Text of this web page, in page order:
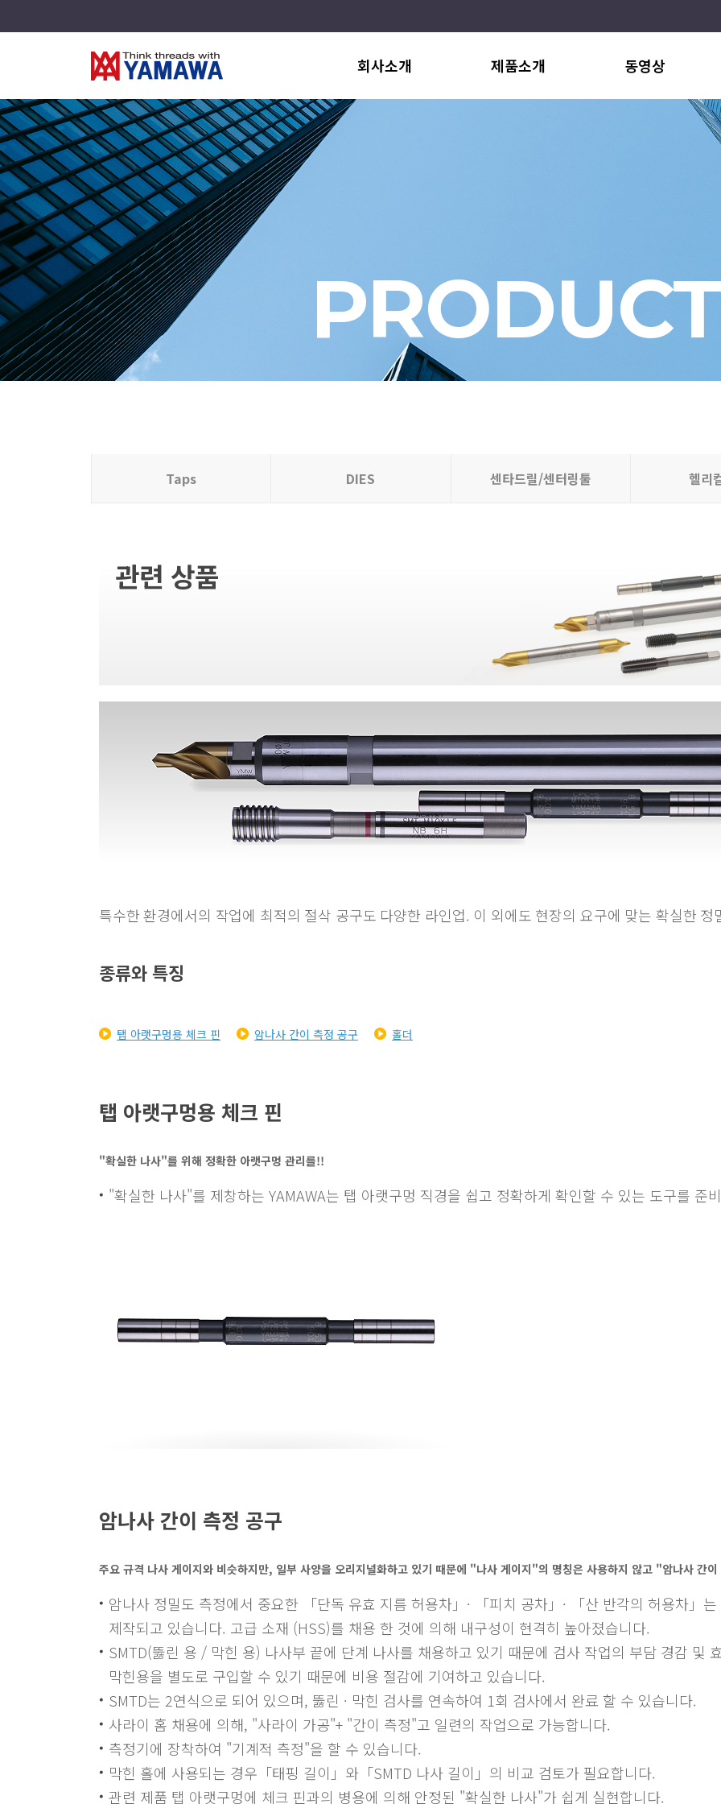
회사소개 제품소개 동영상
Taps DIES 센타드릴/센터링툴 헬리
관련 상품
특수한 환경에서의 작업에 최적의 절삭 공구도 다양한 라인업. 이 외에도 현장의 요구에 맞는 확실한
종류와 특징
탭 아랫구멍용 체크 핀 암나사 간이 측정 공구 홀더
탭 아랫구멍용 체크 핀
"확실한 나사"를 위해 정확한 아랫구멍 관리를!!
"확실한 나사"를 제창하는 YAMAWA는 탭 아랫구멍 직경을 쉽고 정확하게 확인할 수 있는 도구를 준
암나사 간이 측정 공구
주요 규격 나사 게이지와 비슷하지만, 일부 사양을 오리지널화하고 있기 때문에 "나사 게이지"의 명칭은 사용하지 않고 "암나사 간
암나사 정밀도 측정에서 중요한 「단독 유효 지름 허용차」· 「피치 공차」· 「산 반각의 허용차」
제작되고 있습니다. 고급 소재 (HSS)를 채용 한 것에 의해 내구성이 현격히 높아졌습니다.
SMTD(뚫린 용 / 막힌 용) 나사부 끝에 단계 나사를 채용하고 있기 때문에 검사 작업의 부담 경감 및
막힌용을 별도로 구입할 수 있기 때문에 비용 절감에 기여하고 있습니다.
SMTD는 2연식으로 되어 있으며, 뚫린 · 막힌 검사를 연속하여 1회 검사에서 완료 할 수 있습니다.
사라이 홈 채용에 의해, "사라이 가공"+ "간이 측정"고 일련의 작업으로 가능합니다.
측정기에 장착하여 "기계적 측정"을 할 수 있습니다.
막힌 홀에 사용되는 경우「태핑 길이」와「SMTD 나사 길이」의 비교 검토가 필요합니다.
관련 제품 탭 아랫구멍에 체크 핀과의 병용에 의해 안정된 "확실한 나사"가 쉽게 실현합니다.